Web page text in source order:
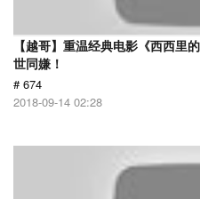
【越哥】重温经典电影《西西里
世同嫌！
# 674
2018-09-14 02:28